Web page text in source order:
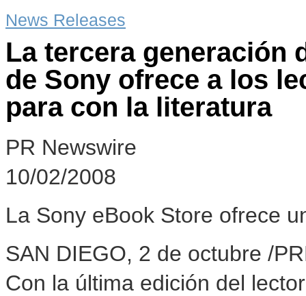
News Releases
La tercera generación
de Sony ofrece a los
para con la literatura
PR Newswire
10/02/2008
La Sony eBook Store ofrece
SAN DIEGO, 2 de octubre /
Con la última edición del